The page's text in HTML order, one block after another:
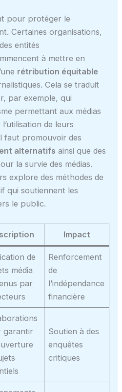
pour protéger le
Certaines organisations,
entités
à mettre en
rétribution équitable
Cela se traduit
par exemple, qui
permettant aux médias
de leurs
faut promouvoir des
alternatifs ainsi que des
la survie des médias.
explore des méthodes de
qui soutiennent les
le public.
Impact
de
média
par
Renforcement
de
l’indépendance
financière
garantir
Soutien à des
enquêtes
critiques